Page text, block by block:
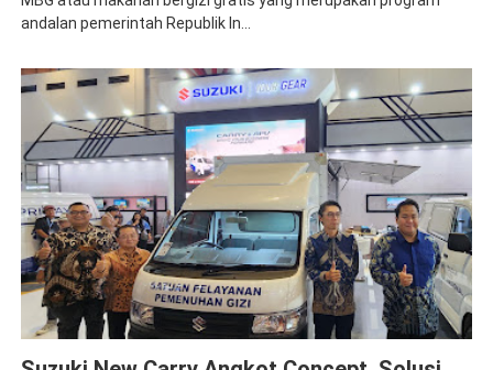
andalan pemerintah Republik In...